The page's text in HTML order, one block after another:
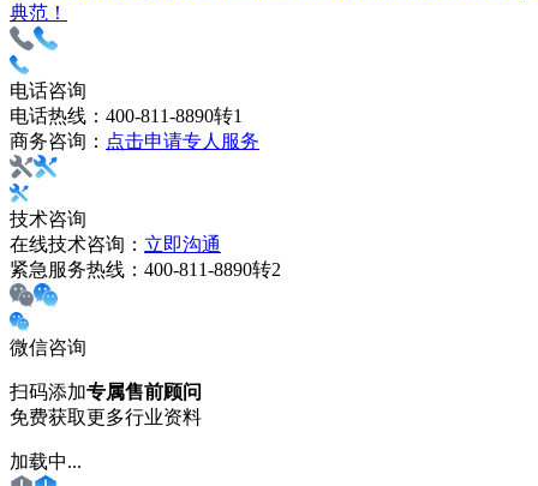
典范！
电话咨询
电话热线： 400-811-8890转1
商务咨询： 点击申请专人服务
技术咨询
在线技术咨询： 立即沟通
紧急服务热线： 400-811-8890转2
微信咨询
扫码添加专属售前顾问
免费获取更多行业资料
加载中...